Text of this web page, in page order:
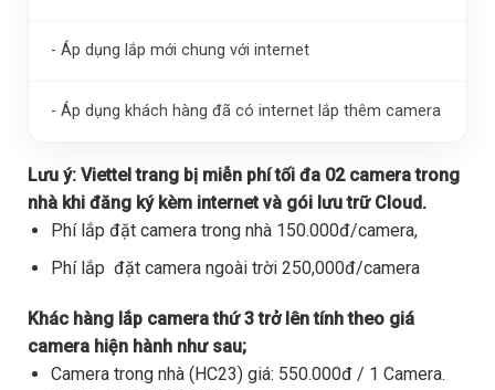
- Áp dụng lắp mới chung với internet
- Áp dụng khách hàng đã có internet lắp thêm camera
Lưu ý: Viettel trang bị miễn phí tối đa 02 camera trong
nhà khi đăng ký kèm internet và gói lưu trữ Cloud.
Phí lắp đặt camera trong nhà 150.000đ/camera,
Phí lắp đặt camera ngoài trời 250,000đ/camera
Khác hàng lắp camera thứ 3 trở lên tính theo giá
camera hiện hành như sau;
Camera trong nhà (HC23) giá: 550.000đ / 1 Camera.